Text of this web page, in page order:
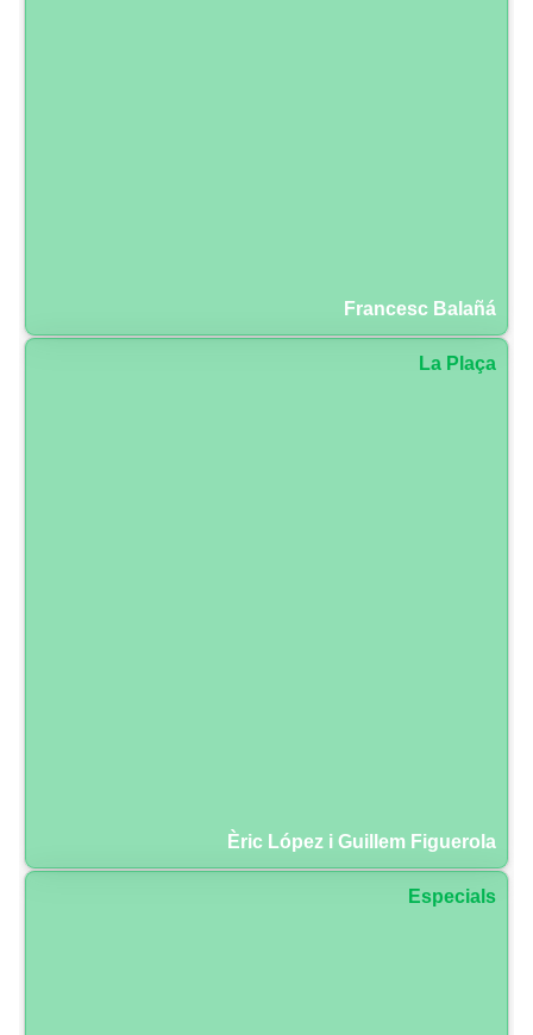
Francesc Balañá
La Plaça
Èric López i Guillem Figuerola
Especials